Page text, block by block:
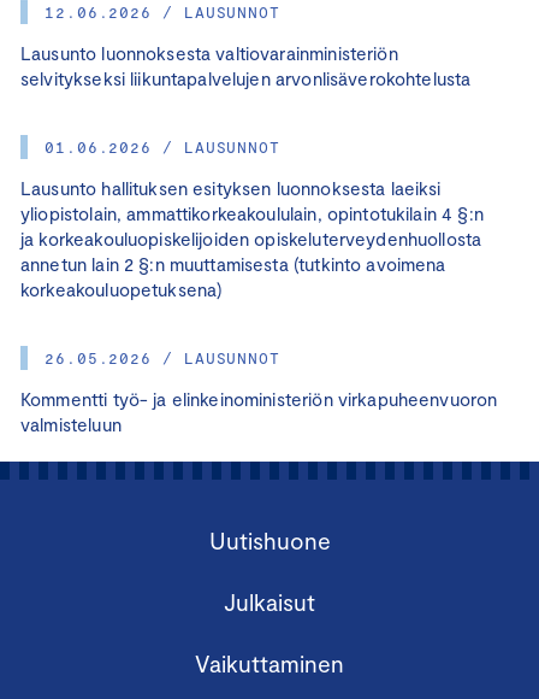
12.06.2026 / LAUSUNNOT
Lausunto luonnoksesta valtiovarainministeriön
selvitykseksi liikuntapalvelujen arvonlisäverokohtelusta
01.06.2026 / LAUSUNNOT
Lausunto hallituksen esityksen luonnoksesta laeiksi
yliopistolain, ammattikorkeakoululain, opintotukilain 4 §:n
ja korkeakouluopiskelijoiden opiskeluterveydenhuollosta
annetun lain 2 §:n muuttamisesta (tutkinto avoimena
korkeakouluopetuksena)
26.05.2026 / LAUSUNNOT
Kommentti työ- ja elinkeinoministeriön virkapuheenvuoron
valmisteluun
Uutishuone
Julkaisut
Vaikuttaminen